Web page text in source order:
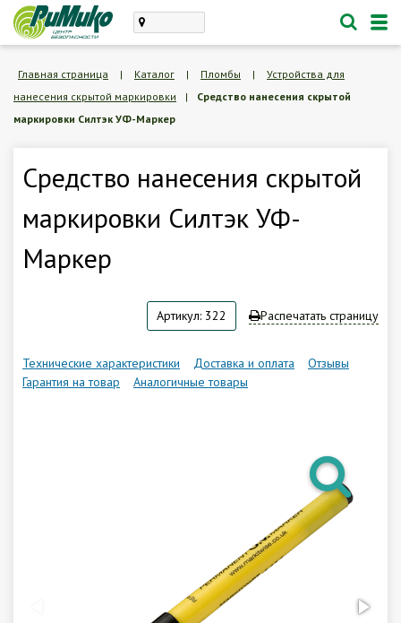
Каталог
проектирование, монтаж
техническое обслуживание
Корзина / Пустая
Заказать обратный звонок
О компании
Доставка и оплата
Главная страница | Каталог | Пломбы |
Устройства для
нанесения скрытой маркировки
|
Средство нанесения скрытой
маркировки Силтэк УФ-Маркер
Средство нанесения скрытой
маркировки Силтэк УФ-
Маркер
Артикул: 322 Распечатать страницу
Технические характеристики Доставка и оплата
Отзывы
Гарантия на товар
Аналогичные товары